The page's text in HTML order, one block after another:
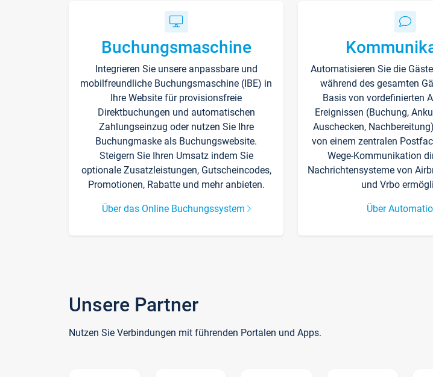
Buchungsmaschine
Integrieren Sie unsere anpassbare und
mobilfreundliche Buchungsmaschine (IBE) in
Ihre Website für provisionsfreie
Direktbuchungen und automatischen
Zahlungseinzug oder nutzen Sie Ihre
Buchungmaske als Buchungswebsite.
Steigern Sie Ihren Umsatz indem Sie
optionale Zusatzleistungen, Gutscheincodes,
Promotionen, Rabatte und mehr anbieten.
Über das Online Buchungssystem
Automatisieren Sie die
während des gesamten
Basis von vordefinierten
Ereignissen (Buchung,
Auschecken,
von einem zentralen
Wege-Kommunikation
Nachrichtensysteme von
und Vrbo
Über
Unsere Partner
Nutzen Sie Verbindungen mit führenden Portalen und Apps.